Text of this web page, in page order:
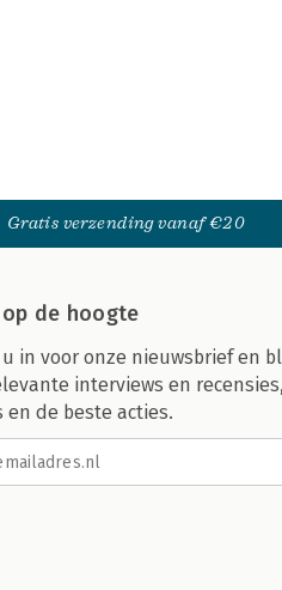
Gratis verzending vanaf €20
de hoogte
u in voor onze nieuwsbrief en
interviews en
en de beste acties.